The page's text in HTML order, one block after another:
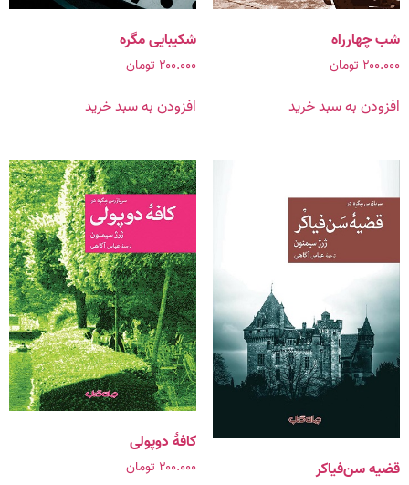
شب چهارراه
۲۰۰.۰۰۰ تومان
افزودن به سبد خرید
شکیبایی مگره
۲۰۰.۰۰۰ تومان
افزودن به سبد خرید
قضیه سن‌فیاکر
کافۀ دوپولی
۲۰۰.۰۰۰ تومان